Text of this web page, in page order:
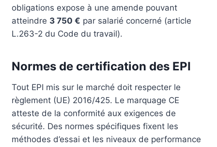
obligations expose à une amende pouvant
atteindre 3 750 € par salarié concerné (article
L.263-2 du Code du travail).
Normes de certification des EPI
Tout EPI mis sur le marché doit respecter le
règlement (UE) 2016/425. Le marquage CE
atteste de la conformité aux exigences de
sécurité. Des normes spécifiques fixent les
méthodes d’essai et les niveaux de performance